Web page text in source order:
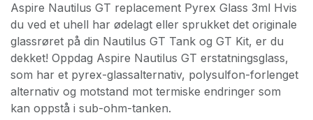
Aspire Nautilus GT replacement Pyrex Glass 3ml Hvis
du ved et uhell har ødelagt eller sprukket det originale
glassrøret på din Nautilus GT Tank og GT Kit, er du
dekket! Oppdag Aspire Nautilus GT erstatningsglass,
som har et pyrex-glassalternativ, polysulfon-forlenget
alternativ og motstand mot termiske endringer som
kan oppstå i sub-ohm-tanken.